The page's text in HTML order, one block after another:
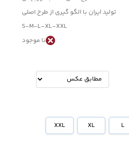
تولید ایران با الگو گیری از طرح اصلی
S-M-L-XL-XXL
نا موجود
L
XL
XXL